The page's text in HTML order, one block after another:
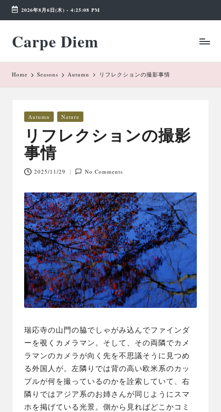
Skip
content
2026年8月6日(木) - 4:25:08 PM
Carpe Diem
Weekend
Wonderland
Home Seasons Autumn リフレクションの撮影事情
Posted
Autumn Nature
リフレクションの撮影
事情
2025/11/29 No Comments
瑞応寺の山門の脇でしゃがみ込んでファインダ
ーを覗くカメラマン。そして、その両隣でカメ
ラマンのカメラが向く先を不思議そうに見つめ
る外国人が。左隣りでは背の高い欧米系のカッ
プルが何を撮っているのかを詮索していて、右
隣りではアジア系のお姉さんが同じようにスマ
ホを掲げている光景。側から見ればどこかコミ